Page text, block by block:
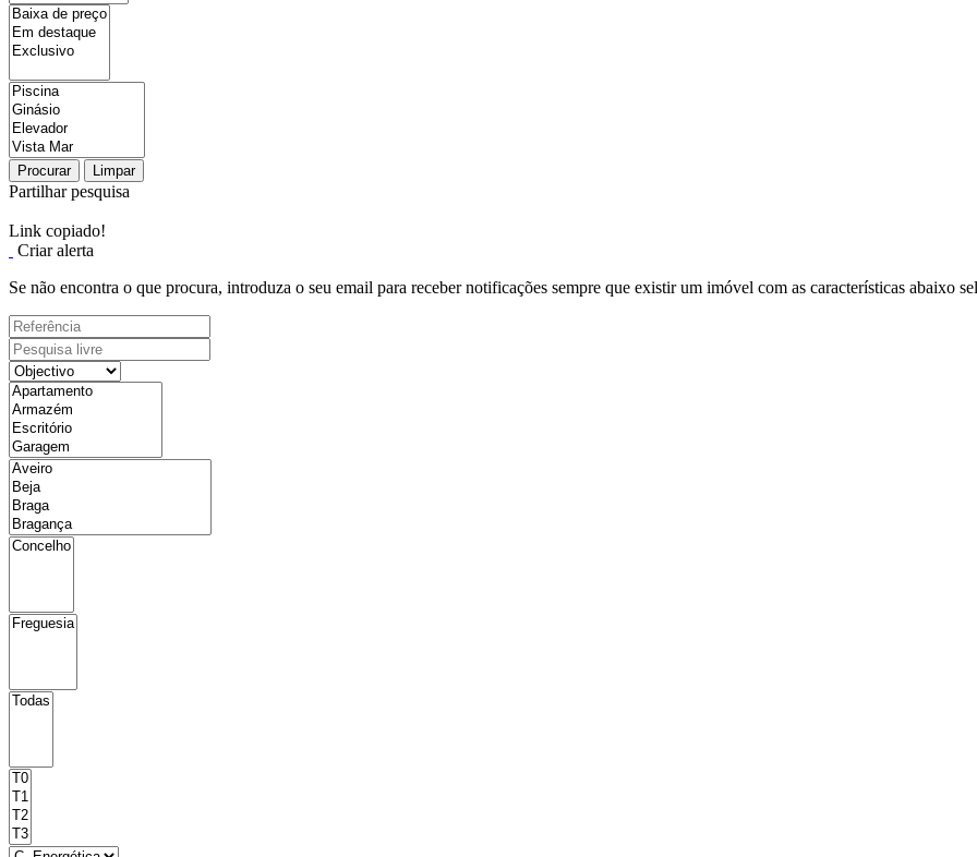
Procurar Limpar
Partilhar pesquisa
Link copiado!
Criar alerta
Se não encontra o que procura, introduza o seu email para receber notificações sempre que existir um imóvel com as características abaixo